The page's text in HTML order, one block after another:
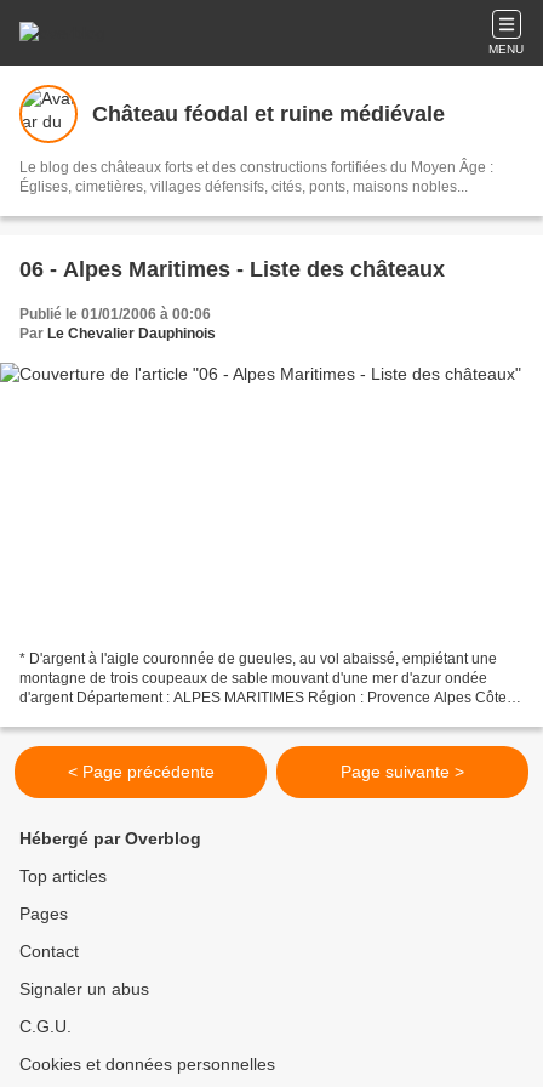
MENU
Château féodal et ruine médiévale
Le blog des châteaux forts et des constructions fortifiées du Moyen Âge :
Églises, cimetières, villages défensifs, cités, ponts, maisons nobles...
06 - Alpes Maritimes - Liste des châteaux
Publié le 01/01/2006 à 00:06
Par Le Chevalier Dauphinois
* D'argent à l'aigle couronnée de gueules, au vol abaissé, empiétant une
montagne de trois coupeaux de sable mouvant d'une mer d'azur ondée
d'argent Département : ALPES MARITIMES Région : Provence Alpes Côte
< Page précédente Page suivante >
Hébergé par Overblog
Top articles
Pages
Contact
Signaler un abus
C.G.U.
Cookies et données personnelles